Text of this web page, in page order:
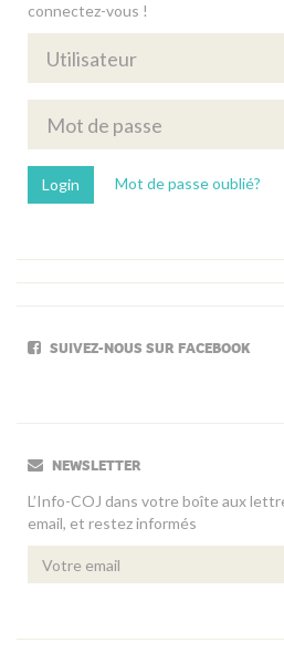
connectez-vous !
Mot de passe oublié?
SUIVEZ-NOUS SUR FACEBOOK
NEWSLETTER
L’Info-COJ dans votre boîte aux
email, et restez informés